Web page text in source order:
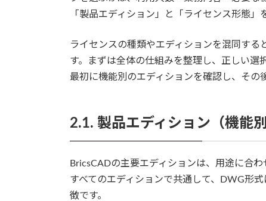
「製品エディション」と「ライセンス形態」
ライセンスの種類やエディションを混同す
す。まずは全体の仕組みを整理し、正しい選
最初に機能別のエディションを確認し、その
2.1. 製品エディション（機能別
BricsCADの主要エディションは、用途に合わ
すべてのエディションで共通して、DWG形
徴です。